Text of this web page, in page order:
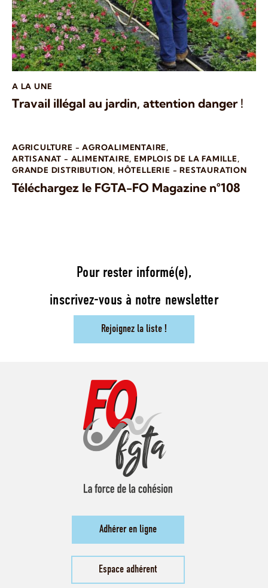
A LA UNE
Travail illégal au jardin, attention danger !
AGRICULTURE - AGROALIMENTAIRE,
ARTISANAT - ALIMENTAIRE,EMPLOIS DE LA FAMILLE,
GRANDE DISTRIBUTION, HÔTELLERIE - RESTAURATION
Téléchargez le FGTA-FO Magazine n°108
Pour rester informé(e),
inscrivez-vous à notre newsletter
Rejoignez la liste !
Adhérer en ligne
Espace adhérent